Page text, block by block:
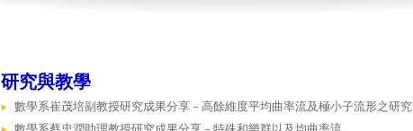
研究與教學
數學系崔茂培副教授研究成果分享－高餘維度平均曲率流及極小子流形之研究